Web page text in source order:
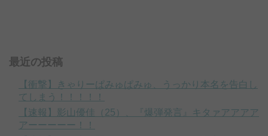
最近の投稿
【衝撃】きゃりーぱみゅぱみゅ、うっかり本名を告白し
てしまう！！！！！
【速報】影山優佳（25）、『爆弾発言』キタァアアアア
アーーーーー！！